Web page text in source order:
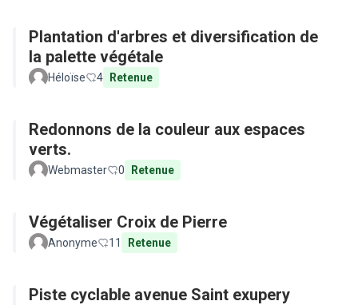
Plantation d'arbres et diversification de
la palette végétale
Héloïse 4 Retenue
Redonnons de la couleur aux espaces
verts.
Webmaster 0 Retenue
Végétaliser Croix de Pierre
Anonyme 11 Retenue
Piste cyclable avenue Saint exupery